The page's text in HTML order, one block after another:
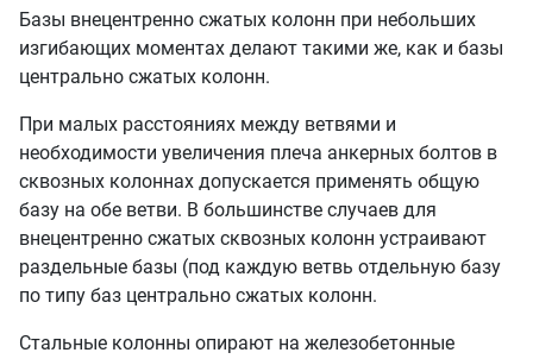
Базы внецентренно сжатых колонн при небольших
изгибающих моментах делают такими же, как и базы
центрально сжатых колонн.
При малых расстояниях между ветвями и
необходимости увеличения плеча анкерных болтов в
сквозных колоннах допускается применять общую
базу на обе ветви. В большинстве случаев для
внецентренно сжатых сквозных колонн устраивают
раздельные базы (под каждую ветвь отдельную базу
по типу баз центрально сжатых колонн.
Стальные колонны опирают на железобетонные